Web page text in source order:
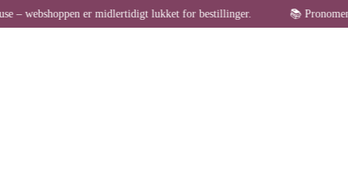
er midlertidigt lukket for bestillinger. 📚 Pronomen holder